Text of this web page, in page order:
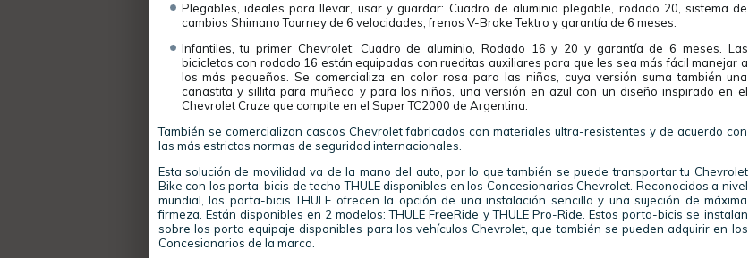
Plegables, ideales para llevar, usar y guardar: Cuadro de aluminio plegable, rodado 20, sistema de
cambios Shimano Tourney de 6 velocidades, frenos V-Brake Tektro y garantía de 6 meses.
Infantiles, tu primer Chevrolet: Cuadro de aluminio, Rodado 16 y 20 y garantía de 6 meses. Las
bicicletas con rodado 16 están equipadas con rueditas auxiliares para que les sea más fácil manejar a
los más pequeños. Se comercializa en color rosa para las niñas, cuya versión suma también una
canastita y sillita para muñeca y para los niños, una versión en azul con un diseño inspirado en el
Chevrolet Cruze que compite en el Super TC2000 de Argentina.
También se comercializan cascos Chevrolet fabricados con materiales ultra-resistentes y de acuerdo con
las más estrictas normas de seguridad internacionales.
Esta solución de movilidad va de la mano del auto, por lo que también se puede transportar tu Chevrolet
Bike con los porta-bicis de techo THULE disponibles en los Concesionarios Chevrolet. Reconocidos a nivel
mundial, los porta-bicis THULE ofrecen la opción de una instalación sencilla y una sujeción de máxima
firmeza. Están disponibles en 2 modelos: THULE FreeRide y THULE Pro-Ride. Estos porta-bicis se instalan
sobre los porta equipaje disponibles para los vehículos Chevrolet, que también se pueden adquirir en los
Concesionarios de la marca.